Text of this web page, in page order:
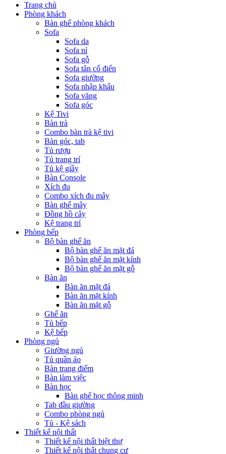
Trang chủ
Phòng khách
Bàn ghế phòng khách
Sofa
Sofa da
Sofa nỉ
Sofa gỗ
Sofa tân cổ điển
Sofa giường
Sofa nhập khẩu
Sofa văng
Sofa góc
Kệ Tivi
Bàn trà
Combo bàn trà kệ tivi
Bàn góc, tab
Tủ rượu
Tủ trang trí
Tủ kệ giầy
Bàn Console
Xích đu
Combo xích đu mây
Bàn ghế mây
Đồng hồ cây
Kệ trang trí
Phòng bếp
Bộ bàn ghế ăn
Bộ bàn ghế ăn mặt đá
Bộ bàn ghế ăn mặt kính
Bộ bàn ghế ăn mặt gỗ
Bàn ăn
Bàn ăn mặt đá
Bàn ăn mặt kính
Bàn ăn mặt gỗ
Ghế ăn
Tủ bếp
Kệ bếp
Phòng ngủ
Giường ngủ
Tủ quần áo
Bàn trang điểm
Bàn làm việc
Bàn học
Bàn ghế học thông minh
Tab đầu giường
Combo phòng ngủ
Tủ - Kệ sách
Thiết kế nội thất
Thiết kế nội thất biệt thự
Thiết kế nội thất chung cư